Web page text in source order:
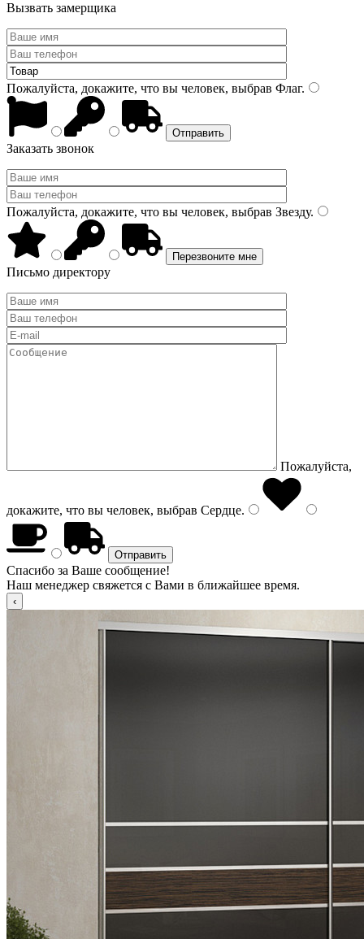
Вызвать замерщика
Пожалуйста, докажите, что вы человек, выбрав Флаг.
Заказать звонок
Пожалуйста, докажите, что вы человек, выбрав Звезду.
Письмо директору
Пожалуйста,
докажите, что вы человек, выбрав Сердце.
Спасибо за Ваше сообщение!
Наш менеджер свяжется с Вами в ближайшее время.